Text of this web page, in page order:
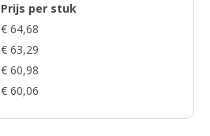
Prijs per stuk
€ 64,68
€ 63,29
€ 60,98
€ 60,06